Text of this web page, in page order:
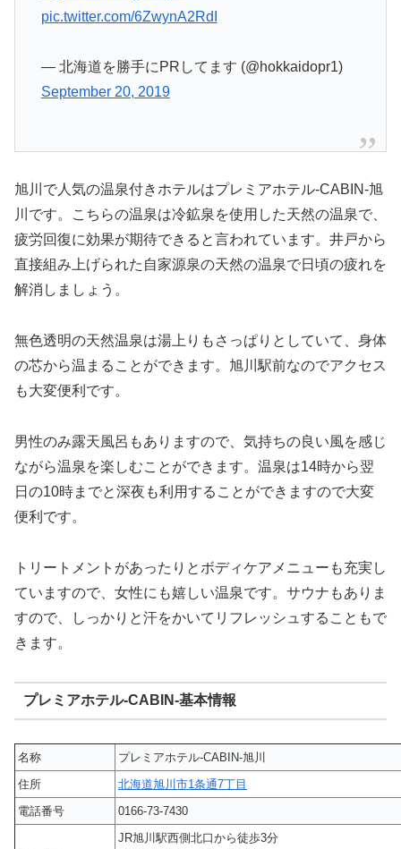
pic.twitter.com/6ZwynA2RdI
— 北海道を勝手にPRしてます (@hokkaidopr1)
September 20, 2019
旭川で人気の温泉付きホテルはプレミアホテル-CABIN-旭
川です。こちらの温泉は冷鉱泉を使用した天然の温泉で、
疲労回復に効果が期待できると言われています。井戸から
直接組み上げられた自家源泉の天然の温泉で日頃の疲れを
解消しましょう。
無色透明の天然温泉は湯上りもさっぱりとしていて、身体
の芯から温まることができます。旭川駅前なのでアクセス
も大変便利です。
男性のみ露天風呂もありますので、気持ちの良い風を感じ
ながら温泉を楽しむことができます。温泉は14時から翌
日の10時までと深夜も利用することができますので大変
便利です。
トリートメントがあったりとボディケアメニューも充実し
ていますので、女性にも嬉しい温泉です。サウナもありま
すので、しっかりと汗をかいてリフレッシュすることもで
きます。
プレミアホテル-CABIN-基本情報
名称
プレミアホテル-CABIN-旭川
住所
北海道旭川市1条通7丁目
電話番号
0166-73-7430
JR旭川駅西側北口から徒歩3分